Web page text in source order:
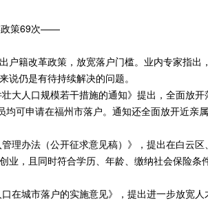
政策69次——
籍改革政策，放宽落户门槛。业内专家指出
仍是有待持续解决的问题。
人口规模若干措施的通知》提出，全面放开
均可申请在福州市落户。通知还全面放开近亲
办法（公开征求意见稿）》，提出在白云区
业，且同时符合学历、年龄、缴纳社会保险条
城市落户的实施意见》，提出进一步放宽人